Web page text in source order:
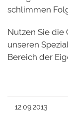
schlimmen
Nutzen Sie die
unseren
Bereich der
12.09.2013